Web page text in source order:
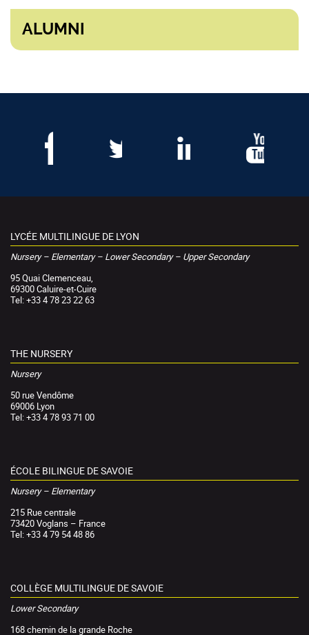
ALUMNI
LYCÉE MULTILINGUE DE LYON
Nursery – Elementary – Lower Secondary – Upper Secondary
95 Quai Clemenceau,
69300 Caluire-et-Cuire
Tel: +33 4 78 23 22 63
THE NURSERY
Nursery
50 rue Vendôme
69006 Lyon
Tel: +33 4 78 93 71 00
ÉCOLE BILINGUE DE SAVOIE
Nursery – Elementary
215 Rue centrale
73420 Voglans – France
Tel: +33 4 79 54 48 86
COLLÈGE MULTILINGUE DE SAVOIE
Lower Secondary
168 chemin de la grande Roche